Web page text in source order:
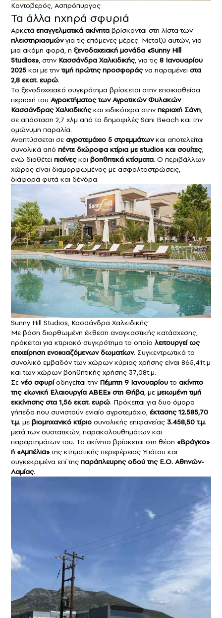
Κοντοβερός, Ασπρόπυργος
Τα άλλα ηχηρά σφυριά
Αρκετά επαγγελματικά ακίνητα βρίσκονται στη λίστα των
πλειστηριασμώνγια τις επόμενες μέρες. Μεταξύ αυτών, για
μια ακόμη φορά, η ξενοδοχειακή μονάδα «Sunny Hill
Studios», στην Κασσάνδρα Χαλκιδικής, για τις 8 Ιανουαρίου
2025 και με τηντιμή πρώτης προσφοράςνα παραμένει στα
2,8 εκατ. ευρώ.
Το ξενοδοχειακό συγκρότημα βρίσκεται στην εποικισθείσα
περιοχή του Αγροκτήματος των Αγροτικών Φυλακών
Κασσάνδρας Χαλκιδικήςκαι ειδικότερα στηνπεριοχή Σάνη,
σε απόσταση 2,7 χλμ από το δημοφιλές Sani Beach και την
ομώνυμη παραλία.
Αναπτύσσεται σε αγροτεμάχιο 5 στρεμμάτωνκαι αποτελείται
συνολικά από πέντε διώροφα κτίρια με studios και σουίτες,
ενώ διαθέτει πισίνεςκαι βοηθητικά κτίσματα. Ο περιβάλλων
χώρος είναι διαμορφωμένος με ασφαλτοστρώσεις,
διάφορά φυτά και δένδρα.
Sunny Hill Studios, Κασσάνδρα Χαλκιδικής
Με βάση διορθωμένη έκθεση αναγκαστικής κατάσχεσης,
πρόκειται για κτιριακό συγκρότημα το οποίο λειτουργεί ως
επιχείρηση ενοικιαζόμενων δωματίων. Συγκεντρωτικά το
συνολικό εμβαδόν των χώρων κύριας χρήσης είναι 865,41τ.μ
και των χώρων βοηθητικής χρήσης 37,08τ.μ.
Σε νέο σφυρίοδηγείται την Πέμπτη 9 Ιανουαρίουτο ακίνητο
της «Ιωνική Ελαιουργία ΑΒΕΕ» στη Θήβα, με μειωμένη τιμή
εκκίνησης στα 1,56 εκατ. ευρώ. Πρόκειται για δυο όμορα
γήπεδα που συνιστούν ενιαίο αγροτεμάχιο, έκτασης 12.585,70
τ.μ. με βιομηχανικό κτίριο συνολικής επιφανείας 3.458,50 τ.μ.
μετά των συστατικών, παρακολουθημάτων και
παραρτημάτων του. Το ακίνητο βρίσκεται στη θέση «Βράγκο»
ή «Αμπέλια»της κτηματικής περιφέρειας Υπάτου και
συγκεκριμένα επί της παράπλευρης οδού της Ε.Ο. Αθηνών-
Λαμίας.